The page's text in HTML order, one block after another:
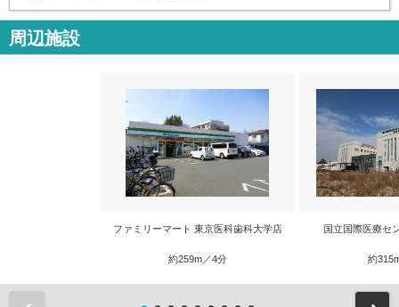
周辺施設
ファミリーマート 東京医科歯科大学店
約259m／4分
国立国際医療セ
約